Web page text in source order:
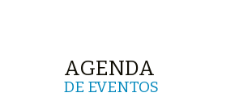
AGENDA
DE EVENTOS